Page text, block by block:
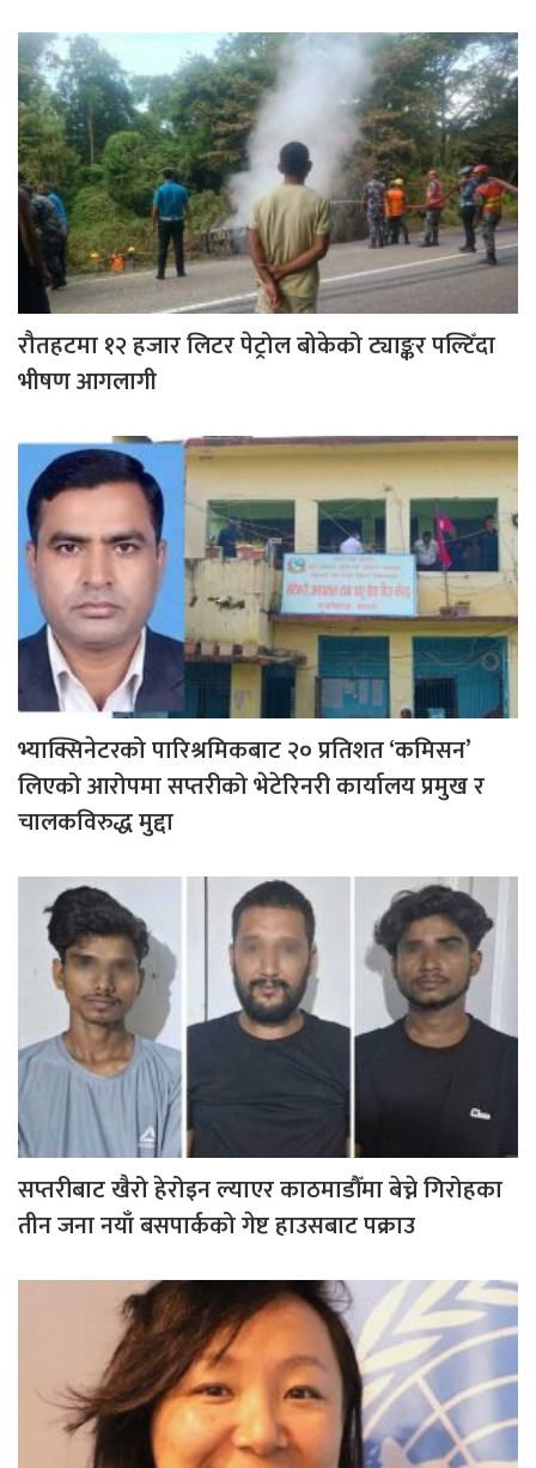
रौतहटमा १२ हजार लिटर पेट्रोल बोकेको ट्याङ्कर पल्टिँदा
भीषण आगलागी
भ्याक्सिनेटरको पारिश्रमिकबाट २० प्रतिशत ‘कमिसन’
लिएको आरोपमा सप्तरीको भेटेरिनरी कार्यालय प्रमुख र
चालकविरुद्ध मुद्दा
सप्तरीबाट खैरो हेरोइन ल्याएर काठमाडौँमा बेच्ने गिरोहका
तीन जना नयाँ बसपार्कको गेष्ट हाउसबाट पक्राउ